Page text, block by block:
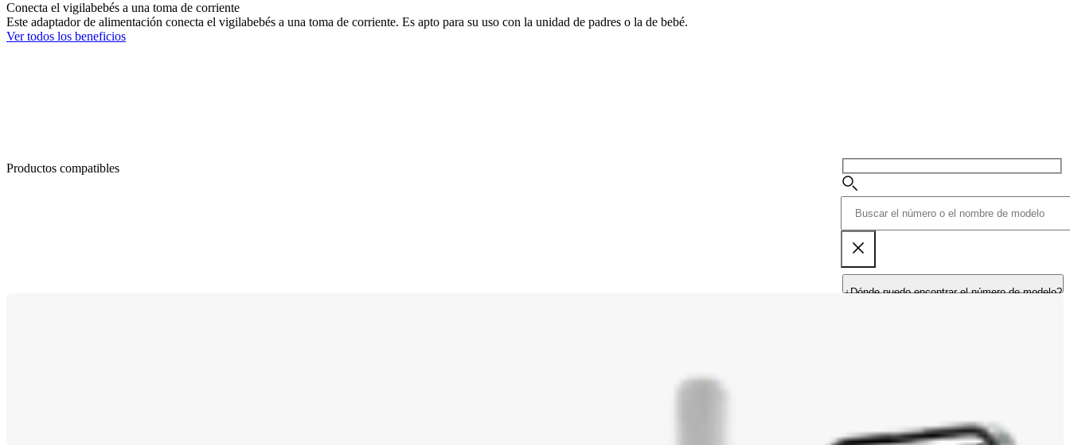
Conecta el vigilabebés a una toma de corriente
Este adaptador de alimentación conecta el vigilabebés a una toma de corriente. Es apto para su uso con la unidad de padres o la de bebé.
Ver todos los beneficios
Productos compatibles
¿Dónde puedo encontrar el número de modelo?